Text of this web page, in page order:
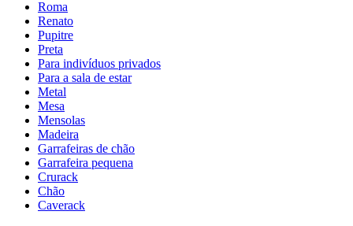
Veja exemplos de design de interiores com as prateleiras de vinho
WINEREX aqui.
Desenhe e instale você mesmo
online de design
Modular
Garrafas
Número de garrafas (Bordeaux)
tipo de garrafaChampanheMag
Dimensões (LxAxP cm)
Altura (cm)
Largura (cm)
profundidade (cm)32
Peso (kg)13
Roma
Renato
Pupitre
Preta
Para indivíduos privados
Para a sala de estar
Metal
Mesa
Mensolas
Madeira
Garrafeiras de chão
Garrafeira pequena
Crurack
Chão
Caverack